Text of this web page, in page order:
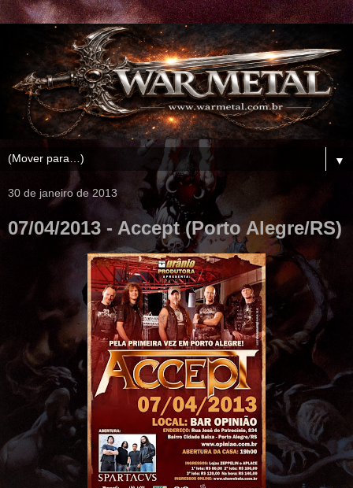
▼
30 de janeiro de 2013
07/04/2013 - Accept (Porto Alegre/RS)